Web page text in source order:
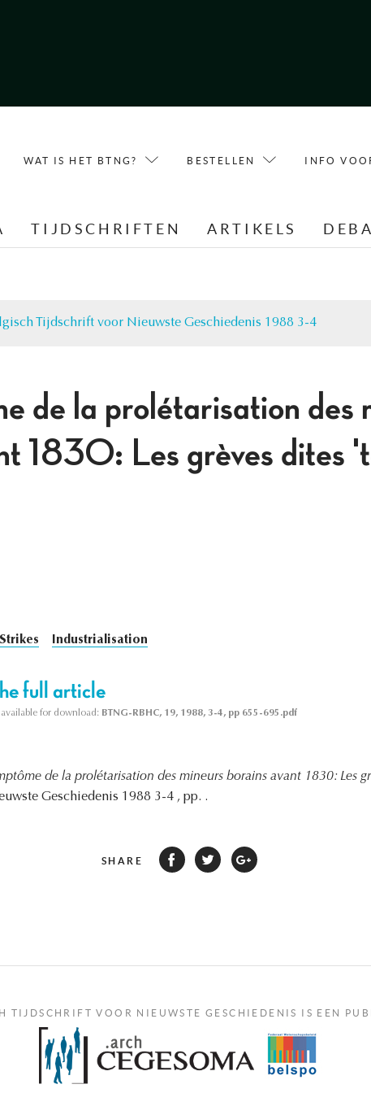
WAT IS HET BTNG? BESTELLEN INFO
TIJDSCHRIFTEN ARTIKELS
Tijdschrift voor Nieuwste Geschiedenis 1988 3-4
de la prolétarisation des
1830: Les grèves dites
Strikes Industrialisation
full article
available for download: BTNG-RBHC, 19, 1988, 3-4, pp 655-695.pdf
de la prolétarisation des mineurs borains avant 1830: Les
Geschiedenis 1988 3-4 , pp. .
SHARE
TIJDSCHRIFT VOOR NIEUWSTE GESCHIEDENIS IS EEN